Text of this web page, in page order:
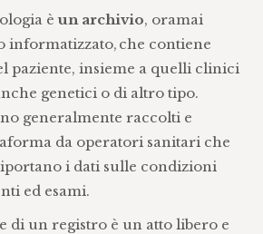
èun archivio, oramai
informatizzato, che contiene
paziente, insieme a quelli clinici
genetici o di altro tipo.
generalmente raccolti e
da operatori sanitari che
i dati sulle condizioni
ed esami.
di un registro è un atto libero e